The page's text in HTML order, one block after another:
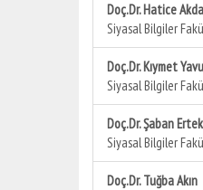
Doç.Dr. Hatice
Siyasal Bilgiler
Doç.Dr. Kıymet
Siyasal Bilgiler
Doç.Dr. Şaban
Siyasal Bilgiler
Doç.Dr. Tuğba Akın